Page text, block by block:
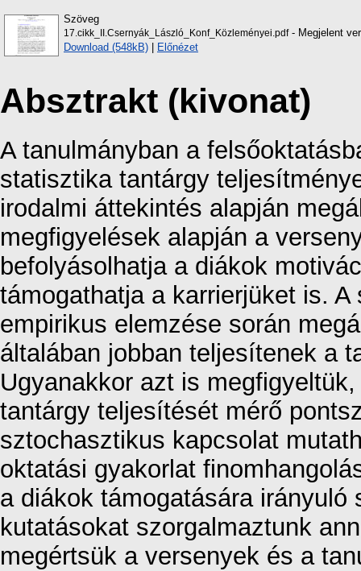
Szöveg
17.cikk_II.Csernyák_László_Konf_Közleményei.pdf- Megjelent
Download (548kB) | Előnézet
Absztrakt (kivonat)
A tanulmányban a
statisztika tantárgy
irodalmi áttekintés alapján
megfigyelések alapján a
befolyásolhatja a diákok
támogathatja a karrierjüket is.
empirikus elemzése során
általában jobban teljesítenek a
Ugyanakkor azt is
tantárgy teljesítését mérő
sztochasztikus kapcsolat
oktatási gyakorlat
a diákok támogatására
kutatásokat szorgalmaztunk
megértsük a versenyek és a